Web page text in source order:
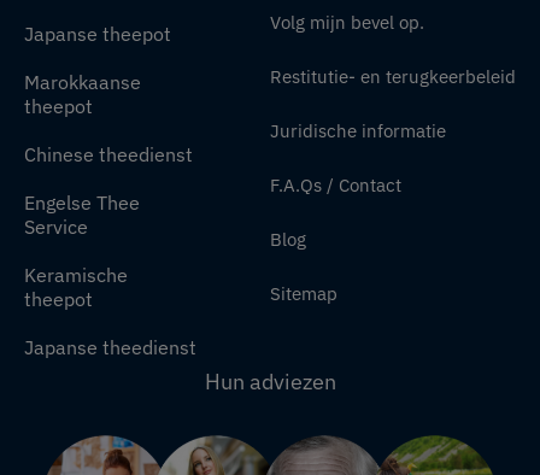
Japanse theepot
Marokkaanse
theepot
Chinese theedienst
Engelse Thee
Service
Keramische
theepot
Japanse theedienst
Volg mijn bevel op.
Restitutie- en terugkeerbeleid
Juridische informatie
F.A.Qs / Contact
Blog
Sitemap
Hun adviezen